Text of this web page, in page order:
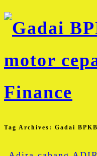
Tag Archives: Gadai